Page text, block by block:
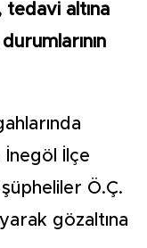
altına
İlçe
Ö.Ç.
gözaltına